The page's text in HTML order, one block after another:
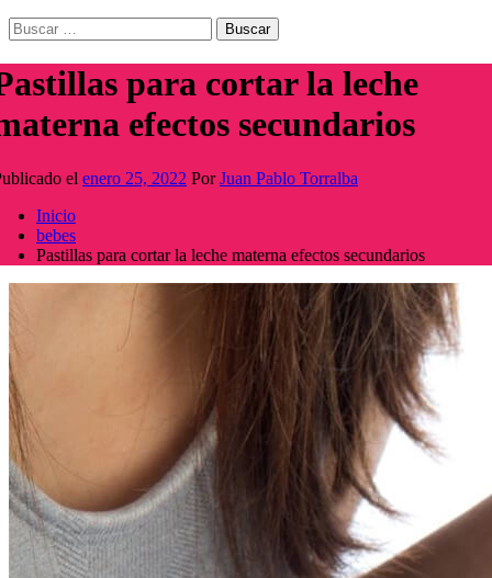
Buscar:
para cortar la leche
efectos secundarios
el enero 25, 2022 PorJuan Pablo Torralba
Inicio
bebes
Pastillas para cortar la leche materna efectos secundarios